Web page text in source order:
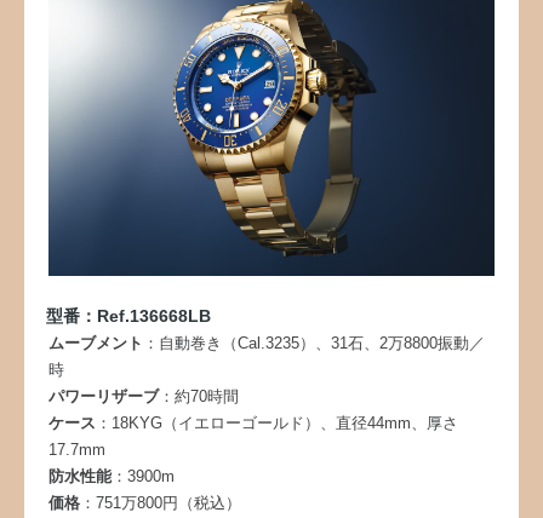
型番：Ref.136668LB
ムーブメント ：自動巻き（Cal.3235）、31石、2万8800振動／
時
パワーリザーブ：約70時間
ケース ：18KYG（イエローゴールド）、直径44mm、厚さ
17.7mm
防水性能 ：3900m
価格 ：751万800円（税込）